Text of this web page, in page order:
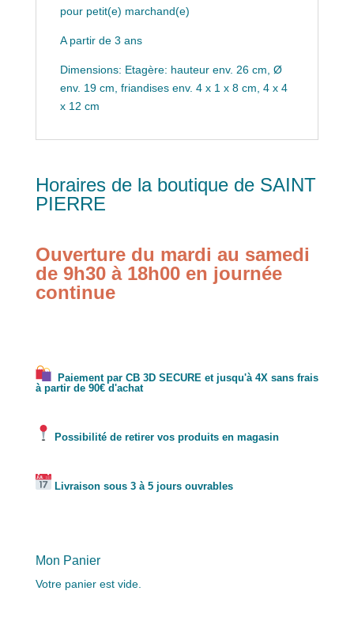
pour petit(e) marchand(e)
A partir de 3 ans
Dimensions: Etagère: hauteur env. 26 cm, Ø
env. 19 cm, friandises env. 4 x 1 x 8 cm, 4 x 4
x 12 cm
Horaires de la boutique de SAINT
PIERRE
Ouverture du mardi au samedi
de 9h30 à 18h00 en journée
continue
Paiement par CB 3D SECURE et jusqu'à 4X sans frais
à partir de 90€ d'achat
Possibilité de retirer vos produits en magasin
Livraison sous 3 à 5 jours ouvrables
Mon Panier
Votre panier est vide.